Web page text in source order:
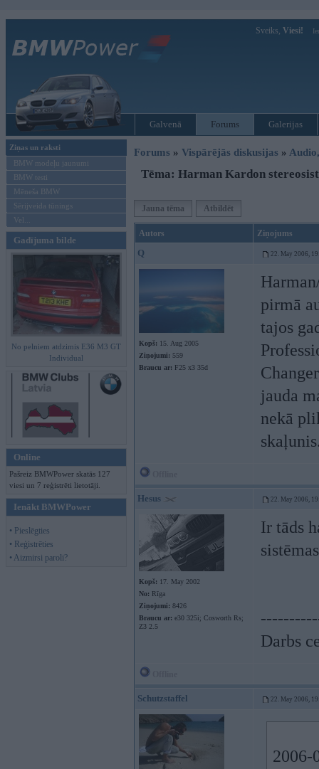
Sveiks, Viesi!
Galvenā Forums Galerijas
Ziņas un raksti
BMW modeļu jaunumi
BMW testi
Mēneša BMW
Sērijveida tūnings
Vel...
Gadījuma bilde
No pelniem atdzimis E36 M3 GT
Individual
Online
Pašreiz BMWPower skatās 127
viesi un 7 reģistrēti lietotāji.
Ienākt BMWPower
• Pieslēgties
• Reģistrēties
• Aizmirsi paroli?
Forums » Vispārējās diskusijas »
Tēma: Harman Kardon
Jauna tēma Atbildēt
Autors Ziņojums
Q 22. May 2006,
Kopš: 15. Aug 2005
Ziņojumi: 559
Braucu ar: F25 x3 35d
pirmā
tajos
jauda
nekā
Hesus 22. May 2006,
Kopš: 17. May 2002
No: Rīga
Ziņojumi: 8426
Braucu ar: e30 325i; Cosworth Rs;
Z3 2.5
Ir tāds
Darbs
Schutzstaffel 22. May 2006,
2006-